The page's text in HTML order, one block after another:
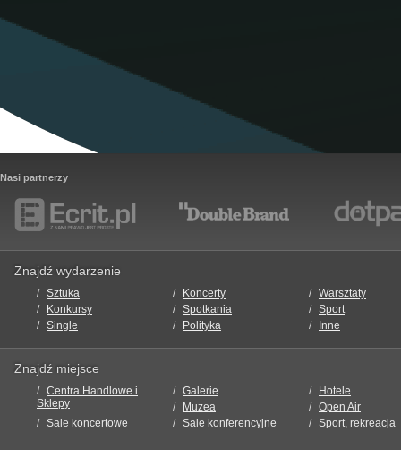
Nasi partnerzy
Znajdź wydarzenie
Sztuka Koncerty
Warsztaty
Konkursy
Spotkania
Sport
Single
Polityka Inne
Znajdź miejsce
Centra Handlowe i
Sklepy
Galerie
Hotele
Muzea
Open Air
Sale koncertowe
Sale konferencyjne Sport, rekreacja